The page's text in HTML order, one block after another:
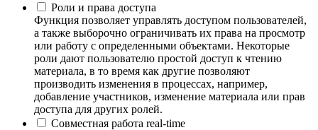
Роли и права доступа
Функция позволяет управлять доступом пользователей,
а также выборочно ограничивать их права на просмотр
или работу с определенными объектами. Некоторые
роли дают пользователю простой доступ к чтению
материала, в то время как другие позволяют
производить изменения в процессах, например,
добавление участников, изменение материала или прав
доступа для других ролей.
Совместная работа real-time